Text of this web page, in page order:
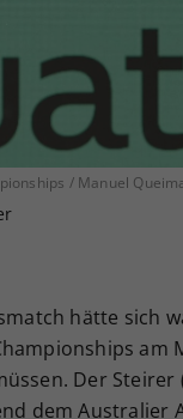
/ Manuel
hätte sich
am
Der Steirer
dem Australier